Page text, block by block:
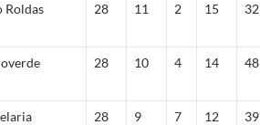
Roldas 28 11 2 15 32
28 10 4 14 48
28 9 7 12 39